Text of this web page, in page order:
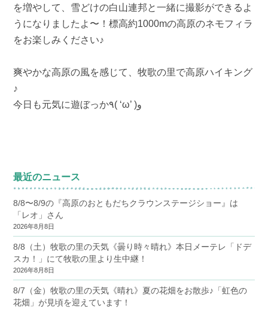
を増やして、雪どけの白山連邦と一緒に撮影ができるよ
うになりましたよ〜！標高約1000mの高原のネモフィラ
をお楽しみください♪
爽やかな高原の風を感じて、牧歌の里で高原ハイキング
♪
今日も元気に遊ぼっか٩( ‘ω’ )و
最近のニュース
8/8〜8/9の『高原のおともだちクラウンステージショー』は
「レオ」さん
2026年8月8日
8/8（土）牧歌の里の天気《曇り時々晴れ》本日メーテレ「ドデ
スカ！」にて牧歌の里より生中継！
2026年8月8日
8/7（金）牧歌の里の天気《晴れ》夏の花畑をお散歩♪「虹色の
花畑」が見頃を迎えています！